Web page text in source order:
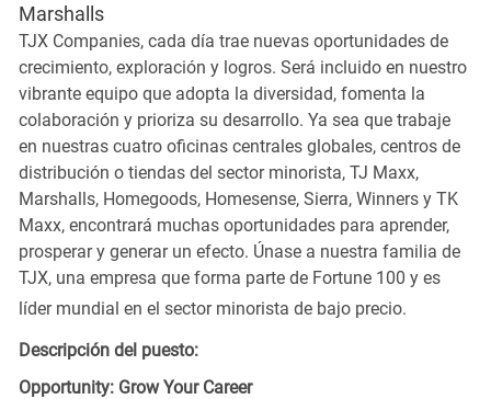
Marshalls
TJX Companies, cada día trae nuevas oportunidades de
crecimiento, exploración y logros. Será incluido en nuestro
vibrante equipo que adopta la diversidad, fomenta la
colaboración y prioriza su desarrollo. Ya sea que trabaje
en nuestras cuatro oficinas centrales globales, centros de
distribución o tiendas del sector minorista, TJ Maxx,
Marshalls, Homegoods, Homesense, Sierra, Winners y TK
Maxx, encontrará muchas oportunidades para aprender,
prosperar y generar un efecto. Únase a nuestra familia de
TJX, una empresa que forma parte de Fortune 100 y es
líder mundial en el sector minorista de bajo precio.
Descripción del puesto:
Opportunity: Grow Your Career